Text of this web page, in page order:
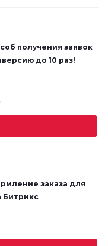
получения заявок
до 10 раз!
заказа для
Битрикс